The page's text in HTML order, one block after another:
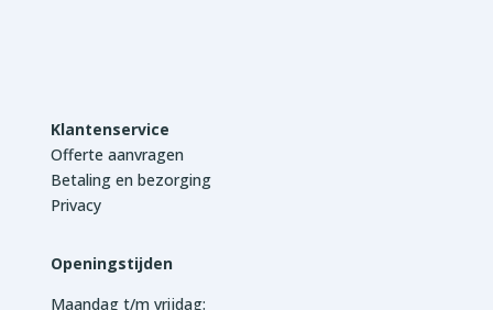
Klantenservice
Offerte aanvragen
Betaling en bezorging
Privacy
Openingstijden
Maandag t/m vrijdag: